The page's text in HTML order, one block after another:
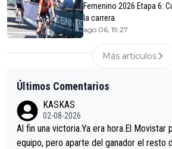
Femenino 2026 Etapa 6:
la carrera
ago 06, 19:27
Más articulos
Últimos Comentarios
KASKAS
02-08-2026
Al fin una victoria.Ya era hora.El Movistar
equipo, pero aparte del ganador el resto